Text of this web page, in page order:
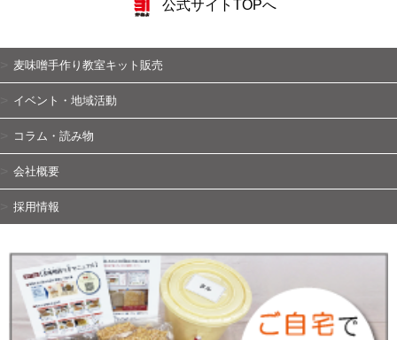
公式サイトTOPへ
麦味噌手作り教室キット販売
イベント・地域活動
コラム・読み物
会社概要
採用情報